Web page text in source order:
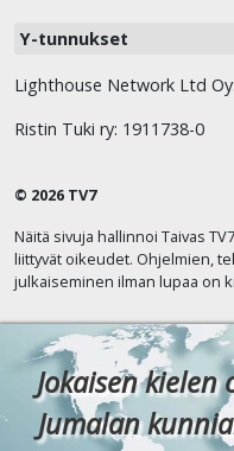
Y-tunnukset
Lighthouse Network Ltd
Ristin Tuki ry: 1911738-0
© 2026 TV7
Näitä sivuja hallinnoi Taivas
liittyvät oikeudet. Ohjelmien,
julkaiseminen ilman lupaa on
Jokaisen
Jumalan